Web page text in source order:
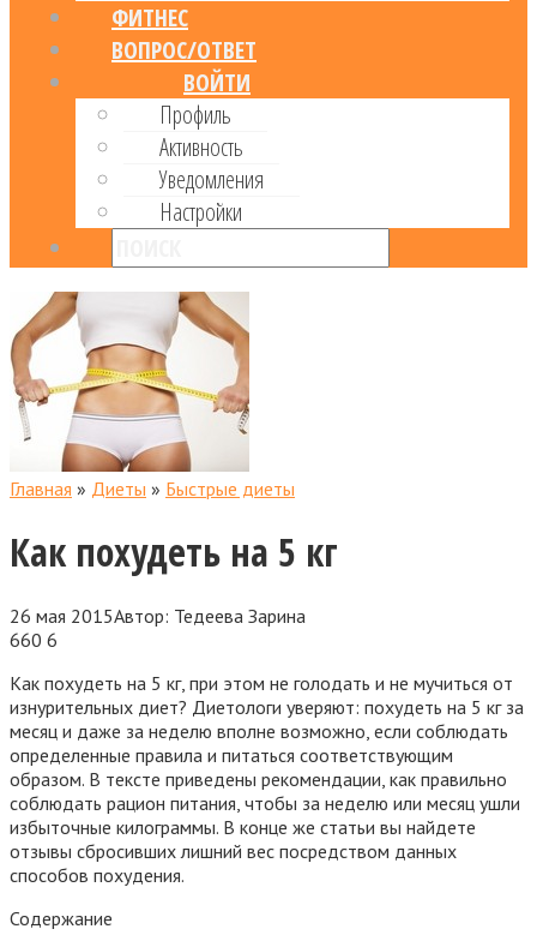
ФИТНЕС
ВОПРОС/ОТВЕТ
ВОЙТИ
Профиль
Активность
Уведомления
Настройки
Главная » Диеты » Быстрые диеты
Как похудеть на 5 кг
26 мая 2015Автор: Тедеева Зарина
660 6
Как похудеть на 5 кг, при этом не голодать и не мучиться от
изнурительных диет? Диетологи уверяют: похудеть на 5 кг за
месяц и даже за неделю вполне возможно, если соблюдать
определенные правила и питаться соответствующим
образом. В тексте приведены рекомендации, как правильно
соблюдать рацион питания , чтобы за неделю или месяц ушли
избыточные килограммы. В конце же статьи вы найдете
отзывы сбросивших лишний вес посредством данных
способов похудения.
Содержание